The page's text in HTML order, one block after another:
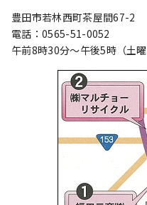
豊田市若林西町茶屋間67-2
電話：0565-51-0052
午前8時30分～午後5時（土曜